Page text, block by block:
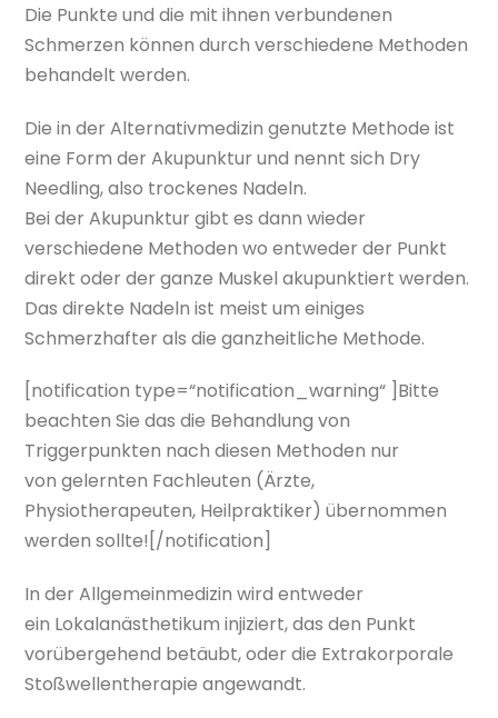
Die Punkte und die mit ihnen verbundenen
Schmerzen können durch verschiedene Methoden
behandelt werden.
Die in der Alternativmedizin genutzte Methode ist
eine Form der Akupunktur und nennt sich Dry
Needling, also trockenes Nadeln.
Bei der Akupunktur gibt es dann wieder
verschiedene Methoden wo entweder der Punkt
direkt oder der ganze Muskel akupunktiert werden.
Das direkte Nadeln ist meist um einiges
Schmerzhafter als die ganzheitliche Methode.
[notification type=“notification_warning“ ]Bitte
beachten Sie das die Behandlung von
Triggerpunkten nach diesen Methoden nur
von gelernten Fachleuten (Ärzte,
Physiotherapeuten, Heilpraktiker) übernommen
werden sollte![/notification]
In der Allgemeinmedizin wird entweder
ein Lokalanästhetikum injiziert, das den Punkt
vorübergehend betäubt, oder die Extrakorporale
Stoßwellentherapie angewandt.